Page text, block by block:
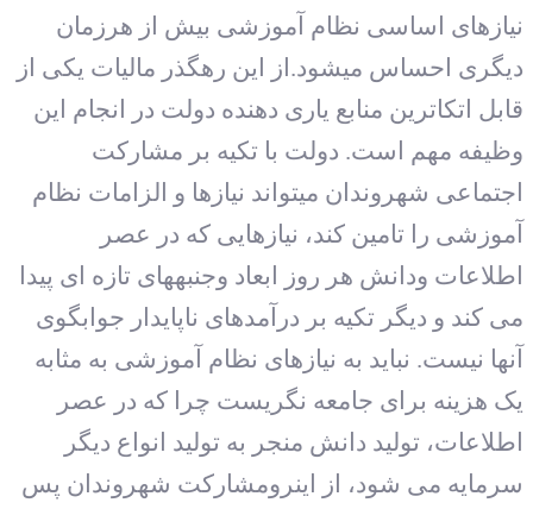
نیازهای اساسی نظام آموزشی بیش از هرزمان
دیگری احساس می‏شود.از این رهگذر مالیات یکی از
قابل اتکاترین منابع یاری دهنده دولت در انجام این
وظیفه مهم است. دولت با تکیه بر مشارکت
اجتماعی شهروندان می‏تواند نیازها و الزامات نظام
آموزشی را تامین کند، نیازهایی که در عصر
اطلاعات ودانش هر روز ابعاد وجنبه‏های تازه ای پیدا
می کند و دیگر تکیه بر درآمدهای ناپایدار جوابگوی
آنها نیست. نباید به نیازهای نظام آموزشی به مثابه
یک هزینه برای جامعه نگریست چرا که در عصر
اطلاعات، تولید دانش منجر به تولید انواع دیگر
سرمایه می شود، از اینرومشارکت شهروندان پس